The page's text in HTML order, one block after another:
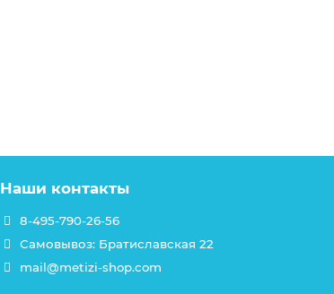
Наши контакты
8-495-790-26-56
Самовывоз: Братиславская 22
mail@metizi-shop.com